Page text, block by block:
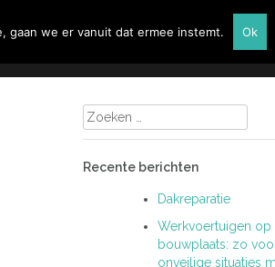
Renovatie Contactformulier
Zoeken
naar:
Recente berichten
Dakreparatie
Werkvoertuigen op
bouwplaats: zo
onveilige situaties
gaan we er vanuit dat ermee instemt. Ok